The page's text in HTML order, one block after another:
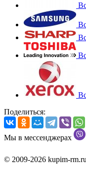
Поделиться:
Мы в мессенджерах
© 2009-2026 kupim-rm.ru